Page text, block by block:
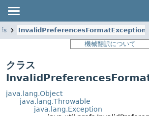
InvalidPreferencesFormatException
機械翻訳について
クラス
java.lang.Object
java.lang.Throwable
java.lang.Exception